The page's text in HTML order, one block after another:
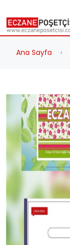
Ana Sayfa